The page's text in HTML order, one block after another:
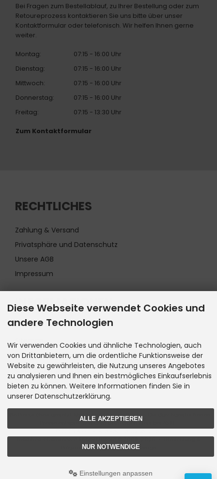
Bei Fragen zum Bestellablauf, zu Ihrer Bestellung oder zum
Retoureprozess kontaktieren Sie uns bitte über unser
Kontaktformular oder telefonisch. Wir helfen Ihnen gerne
weiter.
Montag:
07:15 - 16:00 Uhr
Dienstag:
07:15 - 16:00 Uhr
Mittwoch:
07:15 - 16:00 Uhr
Donnerstag:
07:15 - 16:00 Uhr
Freitag:
07:15 - 13:30 Uhr
Zum Kontaktformular
RECHTLICHES
Zahlung & Versand
Privatsphäre und Datenschutz
Unsere AGB
Impressum
INFORMATIONEN
Kontakt
Lieferzeit
Cookie Einstellungen
Alle Preise ohne gesetzl. MwSt. zzgl.Versandkosten
Preise entsprechen dem bisherigen Preis bei ASRE.
© 2026 ASRE • Alle Rechte vorbehalten
Programmierung Rehm Webdesign
Diese Webseite verwendet Cookies und
andere Technologien
Wir verwenden Cookies und ähnliche Technologien, auch
von Drittanbietern, um die ordentliche Funktionsweise der
Website zu gewährleisten, die Nutzung unseres Angebotes
zu analysieren und Ihnen ein bestmögliches Einkaufserlebnis
bieten zu können. Weitere Informationen finden Sie in
unserer Datenschutzerklärung.
ALLE AKZEPTIEREN
NUR NOTWENDIGE
Einstellungen anpassen